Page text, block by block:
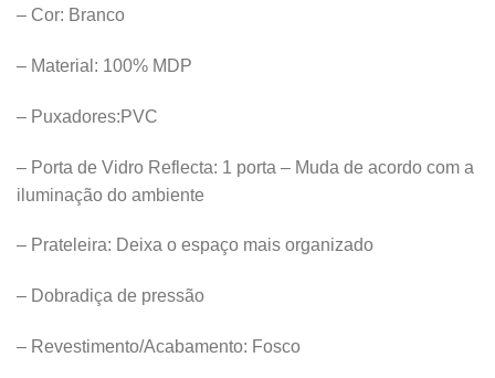
– Cor: Branco
– Material: 100% MDP
– Puxadores:PVC
– Porta de Vidro Reflecta: 1 porta – Muda de acordo com a
iluminação do ambiente
– Prateleira: Deixa o espaço mais organizado
– Dobradiça de pressão
– Revestimento/Acabamento: Fosco